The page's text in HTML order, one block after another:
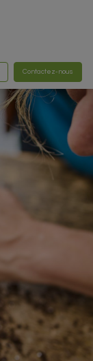
Contactez-nous